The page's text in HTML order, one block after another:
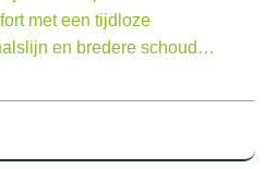
met een tijdloze
en bredere schoud…